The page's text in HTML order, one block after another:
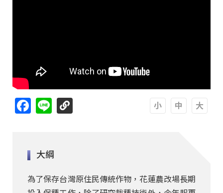
Facebook
Line
大綱
為了保存台灣原住民傳統作物，花蓮農改場長期